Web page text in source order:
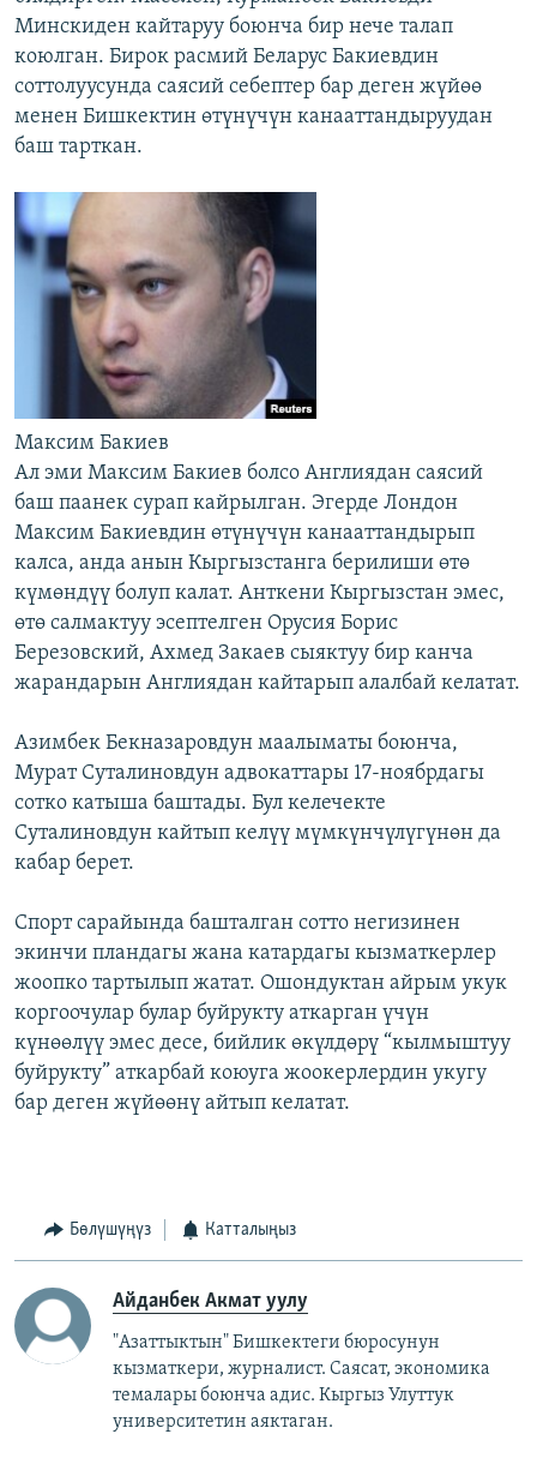
Минскиден кайтаруу боюнча бир нече талап
коюлган. Бирок расмий Беларус Бакиевдин
соттолуусунда саясий себептер бар деген жүйөө
менен Бишкектин өтүнүчүн канааттандыруудан
баш тарткан.
Максим Бакиев
Ал эми Максим Бакиев болсо Англиядан саясий
баш паанек сурап кайрылган. Эгерде Лондон
Максим Бакиевдин өтүнүчүн канааттандырып
калса, анда анын Кыргызстанга берилиши өтө
күмөндүү болуп калат. Анткени Кыргызстан эмес,
өтө салмактуу эсептелген Орусия Борис
Березовский, Ахмед Закаев сыяктуу бир канча
жарандарын Англиядан кайтарып алалбай келатат.
Азимбек Бекназаровдун маалыматы боюнча,
Мурат Суталиновдун адвокаттары 17-ноябрдагы
сотко катыша баштады. Бул келечекте
Суталиновдун кайтып келүү мүмкүнчүлүгүнөн да
кабар берет.
Спорт сарайында башталган сотто негизинен
экинчи пландагы жана катардагы кызматкерлер
жоопко тартылып жатат. Ошондуктан айрым укук
коргоочулар булар буйрукту аткарган үчүн
күнөөлүү эмес десе, бийлик өкүлдөрү “кылмыштуу
буйрукту” аткарбай коюуга жоокерлердин укугу
бар деген жүйөөнү айтып келатат.
Бөлүшүңүз Катталыңыз
Айданбек Акмат уулу
"Азаттыктын" Бишкектеги бюросунун
кызматкери, журналист. Саясат, экономика
темалары боюнча адис. Кыргыз Улуттук
университетин аяктаган.